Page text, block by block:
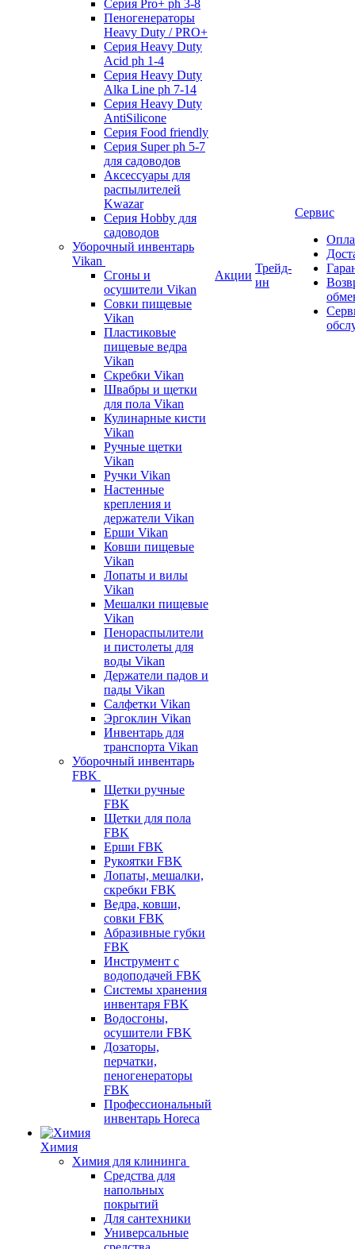
Серия Pro+ ph 3-8
Пеногенераторы
Heavy Duty / PRO+
Серия Heavy Duty
Acid ph 1-4
Серия Heavy Duty
Alka Line ph 7-14
Серия Heavy Duty
AntiSilicone
Серия Food friendly
Серия Super ph 5-7
для садоводов
Аксессуары для
распылителей
Kwazar
Серия Hobby для
садоводов
Уборочный инвентарь
Vikan
Сгоны и
осушители Vikan
Совки пищевые
Vikan
Пластиковые
пищевые ведра
Vikan
Скребки Vikan
Швабры и щетки
для пола Vikan
Кулинарные кисти
Vikan
Ручные щетки
Vikan
Ручки Vikan
Настенные
крепления и
держатели Vikan
Ерши Vikan
Ковши пищевые
Vikan
Лопаты и вилы
Vikan
Мешалки пищевые
Vikan
Пенораспылители
и пистолеты для
воды Vikan
Держатели падов и
пады Vikan
Салфетки Vikan
Эргоклин Vikan
Инвентарь для
транспорта Vikan
Уборочный инвентарь
FBK
Щетки ручные
FBK
Щетки для пола
FBK
Ерши FBK
Рукоятки FBK
Лопаты, мешалки,
скребки FBK
Ведра, ковши,
совки FBK
Абразивные губки
FBK
Инструмент с
водоподачей FBK
Системы хранения
инвентаря FBK
Водосгоны,
осушители FBK
Дозаторы,
перчатки,
пеногенераторы
FBK
Профессиональный
инвентарь Horeca
Химия
Химия для клининга
Средства для
напольных
покрытий
Для сантехники
Универсальные
Акции
Трейд-
ин
Сервис